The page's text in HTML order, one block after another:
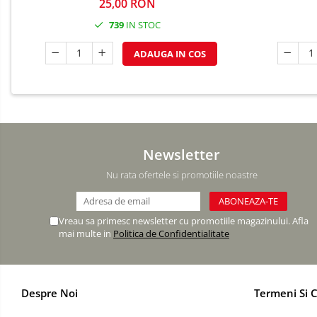
CUMPARA LA PALET
25,00 RON
739 IN STOC
ADAUGA IN COS
Newsletter
Nu rata ofertele si promotiile noastre
Vreau sa primesc newsletter cu promotiile magazinului. Afla
mai multe in Politica de Confidentialitate
Despre Noi Termeni Si